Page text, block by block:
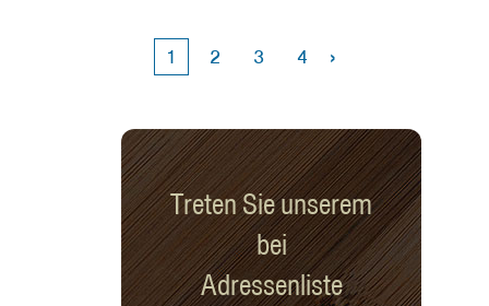
1 2 3 4 ›
Treten Sie unserem
bei
Adressenliste